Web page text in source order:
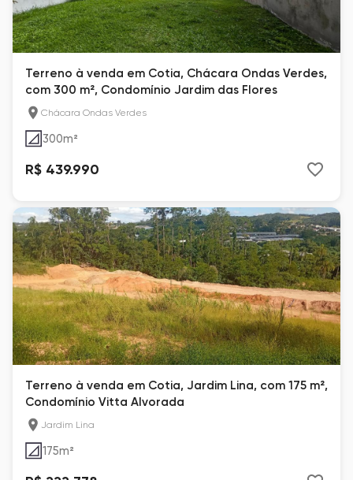
Terreno à venda em Cotia, Chácara Ondas Verdes,
com 300 m², Condomínio Jardim das Flores
Chácara Ondas Verdes
300m²
R$ 439.990
Terreno à venda em Cotia, Jardim Lina, com 175 m²,
Condomínio Vitta Alvorada
Jardim Lina
175m²